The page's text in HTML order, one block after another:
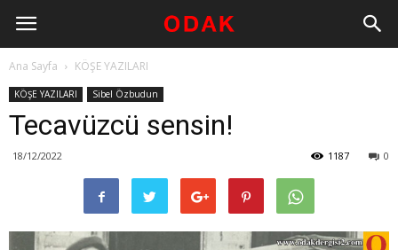
Ana Sayfa KÖŞE YAZILARI
KÖŞE YAZILARI Sibel Özbudun
Tecavüzcü sensin!
18/12/2022 0
1187